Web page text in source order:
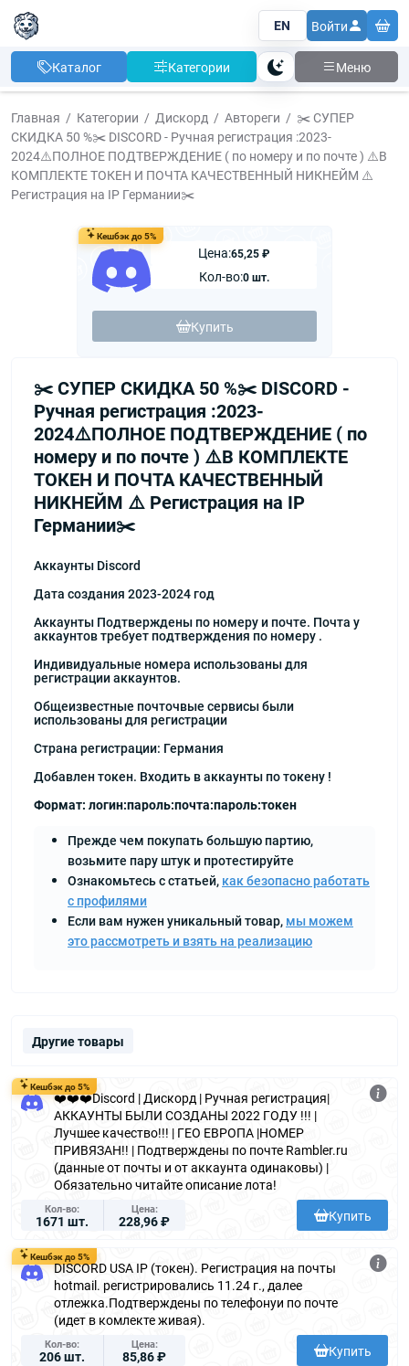
EN Войти
Каталог Категории Тема Меню
Главная Категории Дискорд Автореги
✂️ СУПЕР
СКИДКА 50 %✂️ DISCORD - Ручная регистрация :2023-
2024⚠️ПОЛНОЕ ПОДТВЕРЖДЕНИЕ ( по номеру и по почте ) ⚠️В
КОМПЛЕКТЕ ТОКЕН И ПОЧТА КАЧЕСТВЕННЫЙ НИКНЕЙМ ⚠️
Регистрация на IP Германии✂️
Кешбэк до 5%
Цена:65,25 ₽
Кол-во:0 шт.
Купить
✂️ СУПЕР СКИДКА 50 %✂️ DISCORD -
Ручная регистрация :2023-
2024⚠️ПОЛНОЕ ПОДТВЕРЖДЕНИЕ ( по
номеру и по почте ) ⚠️В КОМПЛЕКТЕ
ТОКЕН И ПОЧТА КАЧЕСТВЕННЫЙ
НИКНЕЙМ ⚠️ Регистрация на IP
Германии✂️
Аккаунты Discord
Дата создания 2023-2024 год
Аккаунты Подтверждены по номеру и почте. Почта у
аккаунтов требует подтверждения по номеру .
Индивидуальные номера использованы для
регистрации аккаунтов.
Общеизвестные почточвые сервисы были
использованы для регистрации
Страна регистрации: Германия
Добавлен токен. Входить в аккаунты по токену !
Формат: логин:пароль:почта:пароль:токен
Прежде чем покупать большую партию,
возьмите пару штук и протестируйте
Ознакомьтесь с статьей, как безопасно работать
с профилями
Если вам нужен уникальный товар, мы можем
это рассмотреть и взять на реализацию
Другие товары
Кешбэк до 5%
❤️❤️❤️Discord | Дискорд | Ручная регистрация|
АККАУНТЫ БЫЛИ СОЗДАНЫ 2022 ГОДУ !!! |
Лучшее качество!!! | ГЕО ЕВРОПА |НОМЕР
ПРИВЯЗАН!! | Подтверждены по почте Rambler.ru
(данные от почты и от аккаунта одинаковы) |
Обязательно читайте описание лота!
Кол-во
1671 шт.
Цена
228,96 ₽ Купить
Кешбэк до 5%
DISCORD USA IP (токен). Регистрация на почты
hotmail. регистрировались 11.24 г., далее
отлежка.Подтверждены по телефонуи по почте
(идет в комлекте живая).
Кол-во
206 шт.
Цена
85,86 ₽ Купить